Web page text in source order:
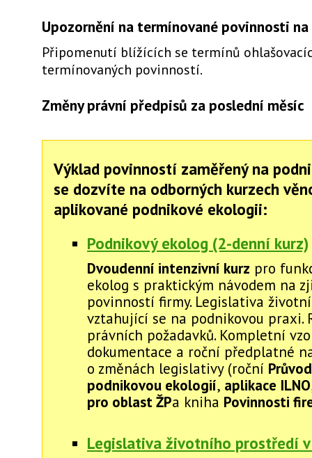
Upozornění na termínované povinnosti
Připomenutí blížících se termínů
termínovaných povinností.
Změny právní předpisů za poslední měsíc
Výklad povinností zaměřený na
se dozvíte na odborných kurzech
aplikované podnikové ekologii:
Podnikový ekolog (2-denní kurz)
Dvoudenní intenzivní kurz pro
ekolog s praktickým návodem na
povinností firmy. Legislativa
vztahující se na podnikovou praxi.
právních požadavků. Kompletní
dokumentace a roční předplatné
o změnách legislativy (roční
podnikovou ekologií, aplikace ILNO
pro oblast ŽPa kniha Povinnosti
Legislativa životního prostředí